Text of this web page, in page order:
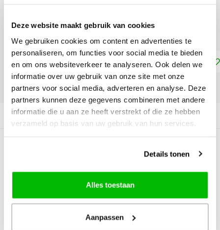
Deze website maakt gebruik van cookies
We gebruiken cookies om content en advertenties te
personaliseren, om functies voor social media te bieden
en om ons websiteverkeer te analyseren. Ook delen we
informatie over uw gebruik van onze site met onze
partners voor social media, adverteren en analyse. Deze
partners kunnen deze gegevens combineren met andere
informatie die u aan ze heeft verstrekt of die ze hebben
verzameld op basis van uw gebruik van hun services.
Details tonen
Alles toestaan
Aanpassen
Lees meer
Toevoegen aan winkelwagen
DELEN:
Productomschrijving
0Reviews